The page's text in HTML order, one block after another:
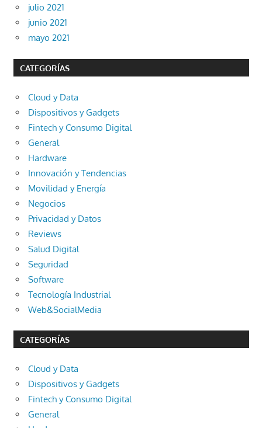
julio 2021
junio 2021
mayo 2021
CATEGORÍAS
Cloud y Data
Dispositivos y Gadgets
Fintech y Consumo Digital
General
Hardware
Innovación y Tendencias
Movilidad y Energía
Negocios
Privacidad y Datos
Reviews
Salud Digital
Seguridad
Software
Tecnología Industrial
Web&SocialMedia
CATEGORÍAS
Cloud y Data
Dispositivos y Gadgets
Fintech y Consumo Digital
General